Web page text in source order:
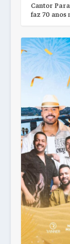
Cantor
faz 70 anos